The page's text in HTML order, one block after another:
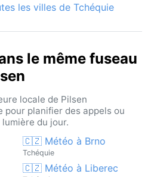
les villes de Tchéquie
le même fuseau
locale de Pilsen
planifier des appels ou
du jour.
🇨🇿 Météo à Brno
Tchéquie
🇨🇿 Météo à Liberec